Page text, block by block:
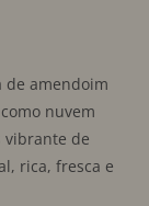
de amendoim
nuvem
vibrante de
rica, fresca e